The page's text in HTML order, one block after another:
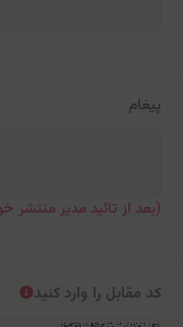
پیغام
(بعد از تائید مدیر منتشر
کد مقابل را وارد کنید